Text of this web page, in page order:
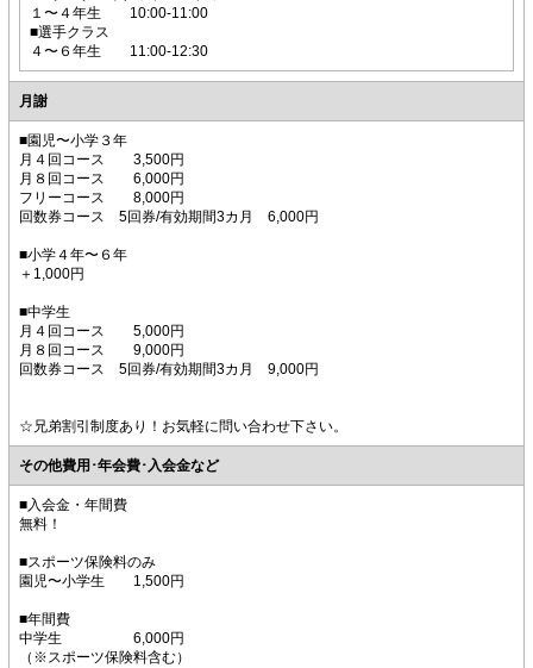
１〜４年生 10:00-11:00
■選手クラス
４〜６年生 11:00-12:30
月謝
■園児〜小学３年
月４回コース 3,500円
月８回コース 6,000円
フリーコース 8,000円
回数券コース 5回券/有効期間3カ月 6,000円
■小学４年〜６年
＋1,000円
■中学生
月４回コース 5,000円
月８回コース 9,000円
回数券コース 5回券/有効期間3カ月 9,000円
☆兄弟割引制度あり！お気軽に問い合わせ下さい。
その他費用･年会費･入会金など
■入会金・年間費
無料！
■スポーツ保険料のみ
園児〜小学生 1,500円
■年間費
中学生 6,000円
（※スポーツ保険料含む）